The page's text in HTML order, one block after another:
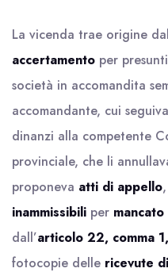
La vicenda trae origine
accertamento per
società in accomandita
accomandante, cui
dinanzi alla competente
provinciale, che li
proponeva atti di appello
inammissibili per
dall’articolo 22, comma
fotocopie delle ricevute